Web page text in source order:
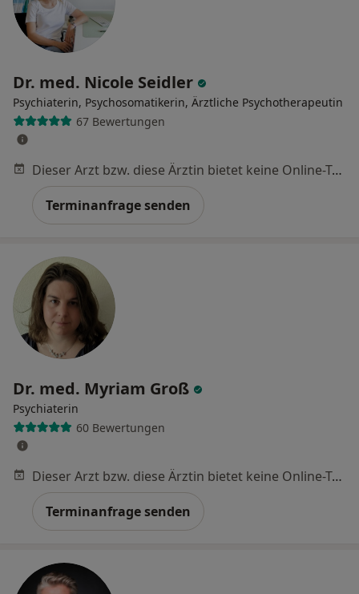
Dr. med. Nicole Seidler
Psychiaterin, Psychosomatikerin, Ärztliche Psychotherapeutin
67 Bewertungen
Dieser Arzt bzw. diese Ärztin bietet keine Online-Terminbuchung an diesem Standort an.
Terminanfrage senden
Dr. med. Myriam Groß
Psychiaterin
60 Bewertungen
Dieser Arzt bzw. diese Ärztin bietet keine Online-Terminbuchung an diesem Standort an.
Terminanfrage senden